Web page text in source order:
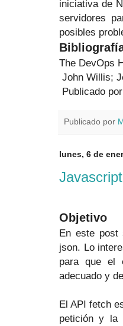
iniciativa de
servidores
posibles
The DevOps
John Willis;
Publicado por
Publicado por
lunes, 6 de
Objetivo
En este
json. Lo
para que el
adecuado y
El API fetch
petición y la